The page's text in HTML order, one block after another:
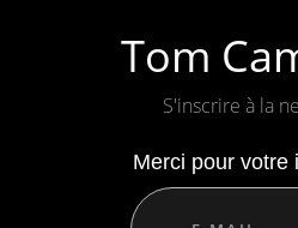
Tom
S'inscrire à la
Merci pour votre